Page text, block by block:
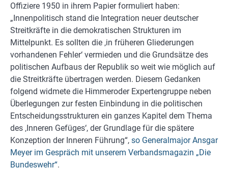
Offiziere 1950 in ihrem Papier formuliert haben:
„Innenpolitisch stand die Integration neuer deutscher
Streitkräfte in die demokratischen Strukturen im
Mittelpunkt. Es sollten die ‚in früheren Gliederungen
vorhandenen Fehler‘ vermieden und die Grundsätze des
politischen Aufbaus der Republik so weit wie möglich auf
die Streitkräfte übertragen werden. Diesem Gedanken
folgend widmete die Himmeroder Expertengruppe neben
Überlegungen zur festen Einbindung in die politischen
Entscheidungsstrukturen ein ganzes Kapitel dem Thema
des ‚Inneren Gefüges‘, der Grundlage für die spätere
Konzeption der Inneren Führung“, so Generalmajor Ansgar
Meyer im Gespräch mit unserem Verbandsmagazin „Die
Bundeswehr“.